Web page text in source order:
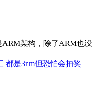
ARM架构，除了ARM也没
都是3nm但恐怕会抽奖